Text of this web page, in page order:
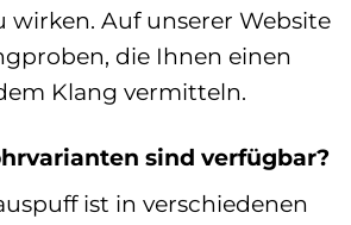
wirken. Auf unserer Website
die Ihnen einen
Klang vermitteln.
sind verfügbar?
ist in verschiedenen